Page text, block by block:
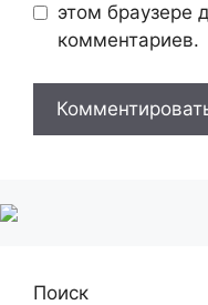
этом браузере
комментариев.
Поиск